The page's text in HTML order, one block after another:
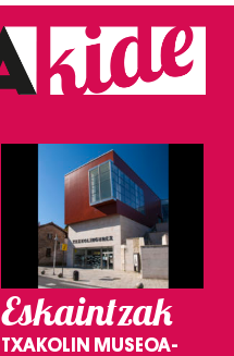
Eskaintzak
TXAKOLIN MUSEOA-